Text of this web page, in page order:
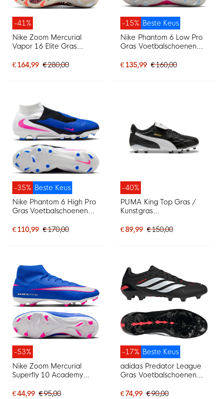
-41%
Nike Zoom Mercurial
Vapor 16 Elite Gras
Bordeauxrood Zilver
€ 164,99 € 280,00
Beste Keus
-15%
Nike Phantom 6 Low Pro
Gras Voetbalschoenen
€ 135,99 € 160,00
Beste Keus
-35%
Nike Phantom 6 High Pro
Gras Voetbalschoenen
€ 110,99 € 170,00
-40%
PUMA King Top Gras /
Kunstgras
Zwart Goud Wit
€ 89,99 € 150,00
-53%
Nike Zoom Mercurial
Superfly 10 Academy
Voetbalschoenen (MG)
€ 44,99 € 95,00
Beste Keus
-17%
adidas Predator League
Gras Voetbalschoenen
€ 74,99 € 90,00